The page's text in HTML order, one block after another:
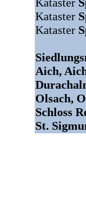
Kataster
Kataster
Aich,
Olsach,
Schloss
St.